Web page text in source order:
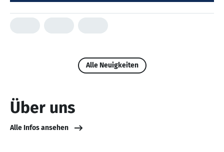
Alle Neuigkeiten
Über uns
Alle Infos ansehen